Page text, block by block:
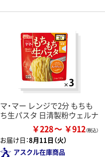
マ・マー レンジで2分 もちも
ち生パスタ 日清製粉ウェルナ
￥228 ￥912
お届け日：8月11日（火）
アスクル在庫商品